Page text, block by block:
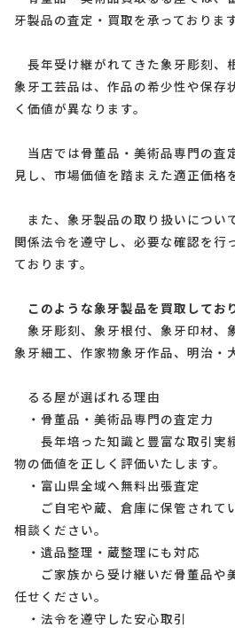
牙製品の査定・買取を承っております
長年受け継がれてきた象牙彫刻、
象牙工芸品は、作品の希少性や保存
く価値が異なります。
当店では骨董品・美術品専門の査
見し、市場価値を踏まえた適正価格
また、象牙製品の取り扱いについ
関係法令を遵守し、必要な確認を行
ております。
このような象牙製品を買取してお
象牙彫刻、象牙根付、象牙印材、
象牙細工、作家物象牙作品、明治・
るる屋が選ばれる理由
・骨董品・美術品専門の査定力
長年培った知識と豊富な取引実
物の価値を正しく評価いたします。
・富山県全域へ無料出張査定
ご自宅や蔵、倉庫に保管されて
相談ください。
・遺品整理・蔵整理にも対応
ご家族から受け継いだ骨董品や
任せください。
・法令を遵守した安心取引